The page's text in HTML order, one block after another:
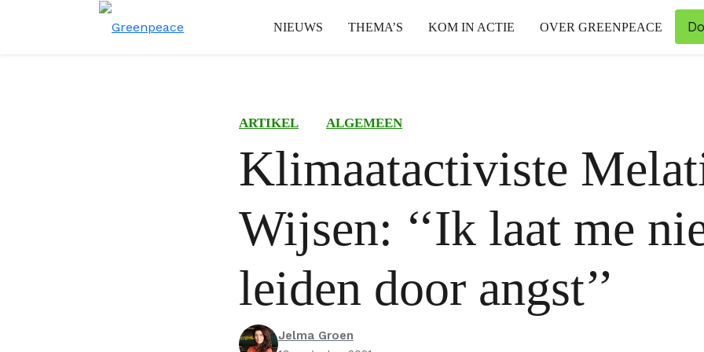
NIEUWS THEMA’S KOM IN ACTIE OVER GREENPEACE
ARTIKEL ALGEMEEN
Klimaatactiviste
Wijsen: ‘‘Ik laat me
leiden door angst’’
Jelma Groen